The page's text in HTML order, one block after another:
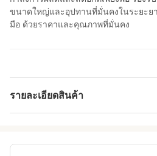
ขนาดใหญ่และอุปทานที่มั่นคงในระยะย
มือ ด้วยราคาและคุณภาพที่มั่นคง
รายละเอียดสินค้า
Specification: